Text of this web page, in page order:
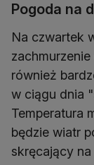
Pogoda na
Na czwartek
również
w ciągu dnia
Temperatura
będzie wiatr
skręcający na